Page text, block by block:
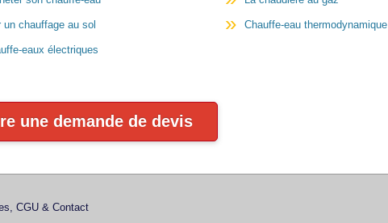
un chauffage au sol Chauffe-eau thermodynamique
eaux électriques
une demande de devis
CGU & Contact